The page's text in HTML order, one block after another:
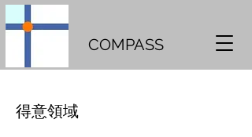
COMPASS
得意領域